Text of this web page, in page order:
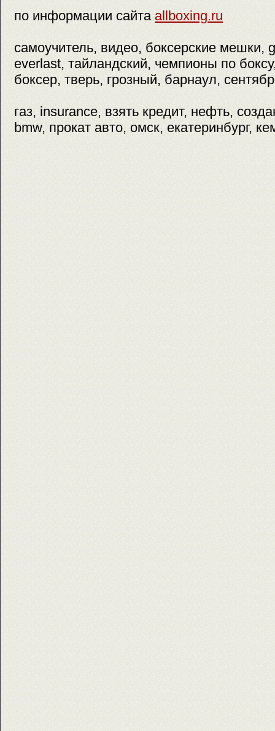
по информации сайта allboxing.ru
самоучитель, видео, боксерские мешки,
everlast, тайландский, чемпионы по
боксер, тверь, грозный, барнаул,
газ, insurance, взять кредит, нефть,
bmw, прокат авто, омск, екатеринбург,